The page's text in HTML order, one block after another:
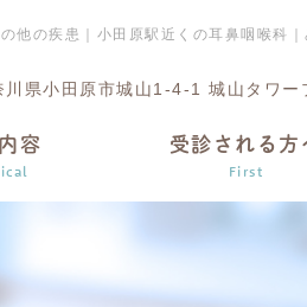
他の疾患｜小田原駅近くの耳鼻咽喉科
川県小田原市城山1-4-1 城山タワ
容 受診される方
First